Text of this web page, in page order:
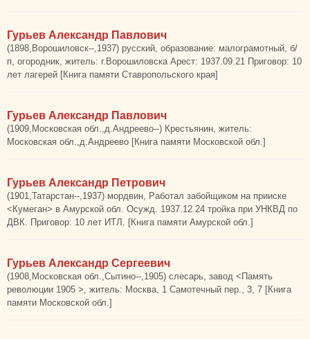
Гурьев Александр Павлович
(1898,Ворошиловск--,1937) русский, образование: малограмотный, б/
п, огородник, житель: г.Ворошиловска Арест: 1937.09.21 Приговор: 10
лет лагерей [Книга памяти Ставропольского края]
Гурьев Александр Павлович
(1909,Московская обл.,д.Андреево--) Крестьянин, житель:
Московская обл.,д.Андреево [Книга памяти Московской обл.]
Гурьев Александр Петрович
(1901,Татарстан--,1937) мордвин, Работал забойщиком на прииске
<Кумеган> в Амурской обл. Осужд. 1937.12.24 тройка при УНКВД по
ДВК. Приговор: 10 лет ИТЛ. [Книга памяти Амурской обл.]
Гурьев Александр Сергеевич
(1908,Московская обл.,Сытино--,1905) слесарь, завод <Память
революции 1905 >, житель: Москва, 1 Самотечный пер., 3, 7 [Книга
памяти Московской обл.]